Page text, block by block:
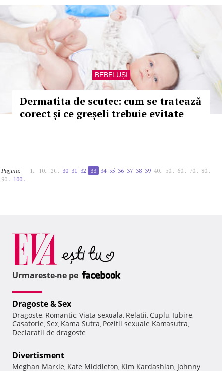
BEBELUȘI
Dermatita de scutec: cum se tratează
corect și ce greșeli trebuie evitate
Pagina: 1.. 10.. 20.. 30 31 32 33 34 35 36 37 38 39 40.. 50.. 60.. 70.. 80..
90.. 100..
Urmareste-ne pe
Dragoste & Sex
Dragoste, Romantic, Viata sexuala, Relatii, Cuplu, Iubire,
Casatorie, Sex, Kama Sutra, Pozitii sexuale Kamasutra,
Declaratii de dragoste
Divertisment
Meghan Markle, Kate Middleton, Kim Kardashian, Johnny